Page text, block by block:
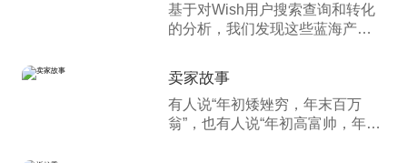
到一些新东西。
基于对Wish用户搜索查询和转化
的分析，我们发现这些蓝海产品
朋友积极拓展wish蓝海产品类
目，并将其作为新的业绩增长机
会。
卖家故事
有人说“年初矮矬穷，年末百万
翁”，也有人说“年初高富帅，年末